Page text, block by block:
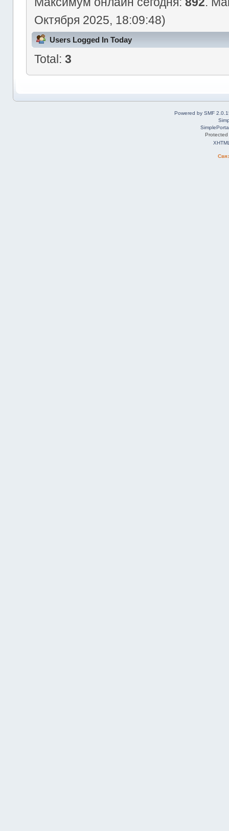
Октября 2025, 18:09:48)
Users Logged In Today
Total: 3
Powered by SMF